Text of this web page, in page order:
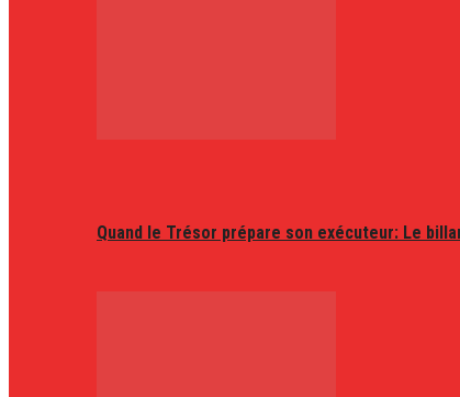
Quand le Trésor prépare son exécuteur: Le